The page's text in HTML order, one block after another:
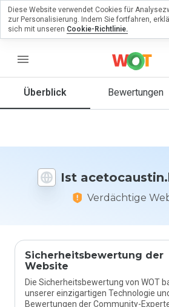
menu
Überblick Bewertungen
Ist
Verdächtige
Sicherheitsbewertung der
Website
Die Sicherheitsbewertung von WOT
unserer einzigartigen Technologie
Bewertungen der Community-
zu
Sie diese
auf einer
Skala von
1 bis 5
Diese Website verwendet Cookies für
zur Personalisierung. Indem Sie fortfahren,
sich mit unseren Cookie-Richtlinie.